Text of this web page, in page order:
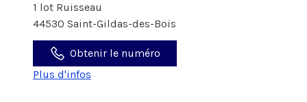
1 lot Ruisseau
44530 Saint-Gildas-des-Bois
Obtenir le numéro
Plus d'infos